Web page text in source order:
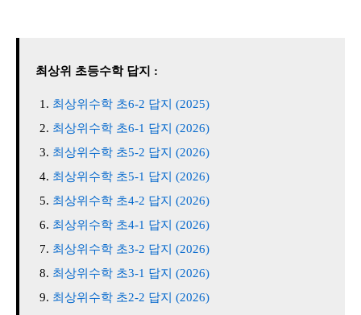
최상위 초등수학 답지 :
최상위수학 초6-2 답지 (2025)
최상위수학 초6-1 답지 (2026)
최상위수학 초5-2 답지 (2026)
최상위수학 초5-1 답지 (2026)
최상위수학 초4-2 답지 (2026)
최상위수학 초4-1 답지 (2026)
최상위수학 초3-2 답지 (2026)
최상위수학 초3-1 답지 (2026)
최상위수학 초2-2 답지 (2026)